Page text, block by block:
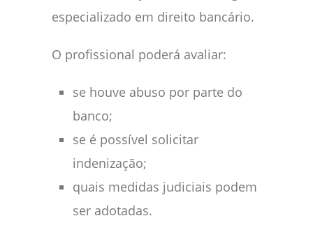
especializado em direito bancário.
O profissional poderá avaliar:
se houve abuso por parte do
banco;
se é possível solicitar
indenização;
quais medidas judiciais podem
ser adotadas.